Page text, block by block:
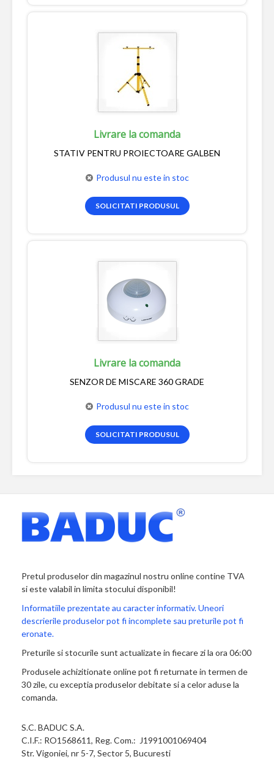
Livrare la comanda
STATIV PENTRU PROIECTOARE GALBEN
Produsul nu este in stoc
SOLICITATI PRODUSUL
Livrare la comanda
SENZOR DE MISCARE 360 GRADE
Produsul nu este in stoc
SOLICITATI PRODUSUL
Pretul produselor din magazinul nostru online contine TVA
si este valabil in limita stocului disponibil!
Informatiile prezentate au caracter informativ. Uneori
descrierile produselor pot fi incomplete sau preturile pot fi
eronate.
Preturile si stocurile sunt actualizate in fiecare zi la ora 06:00
Produsele achizitionate online pot fi returnate in termen de
30 zile, cu exceptia produselor debitate si a celor aduse la
comanda.
S.C. BADUC S.A.
C.I.F.: RO1568611, Reg. Com.: J1991001069404
Str. Vigoniei, nr 5-7, Sector 5, Bucuresti